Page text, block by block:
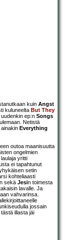
kuin Angst
kuluneelta But They
ep:n Songs
Netistä
Everything
outoa maanisuutta
ongelmien
yritti
ei tapahtunut
setin
kohteliaasti
sekä Jesin toimesta
lavalle. Ja
vahvarinsa.
jossain
illasta jäi